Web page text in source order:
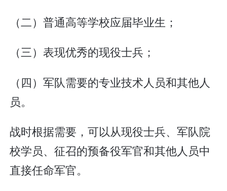
（二）普通高等学校应届毕业生；
（三）表现优秀的现役士兵；
（四）军队需要的专业技术人员和其他人
员。
战时根据需要，可以从现役士兵、军队院
校学员、征召的预备役军官和其他人员中
直接任命军官。